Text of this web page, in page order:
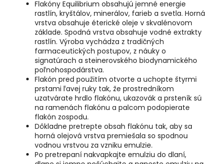
Flakóny Equilibrium obsahujú jemné energie
rastlín, kryštálov, minerálov, farieb a svetla. Horná
vrstva obsahuje éterické oleje v skvalénovom
základe. Spodná vrstva obsahuje vodné extrakty
rastlín. Výroba vychádza z tradičných
farmaceutických postupov, z náuky o
signatúrach a steinerovského biodynamického
poľnohospodárstva.
Flakón pred použitím otvorte a uchopte štyrmi
prstami ľavej ruky tak, že prostredníkom
uzatvárate hrdlo flakónu, ukazovák a prsteník sú
na ramenách flakónu a palcom podopierate
flakón zospodu.
Dôkladne pretrepte obsah flakónu tak, aby sa
horná olejová vrstva premiešala so spodnou
vodnou vrstvou za vzniku emulzie.
Po pretrepaní nakvapkajte emulziu do dlaní,